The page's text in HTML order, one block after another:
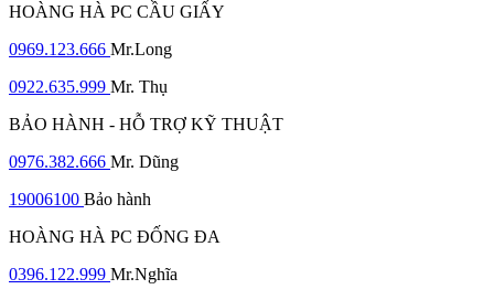
HOÀNG HÀ PC CẦU GIẤY
0969.123.666 Mr.Long
0922.635.999 Mr. Thụ
BẢO HÀNH - HỖ TRỢ KỸ THUẬT
0976.382.666 Mr. Dũng
19006100 Bảo hành
HOÀNG HÀ PC ĐỐNG ĐA
0396.122.999 Mr.Nghĩa